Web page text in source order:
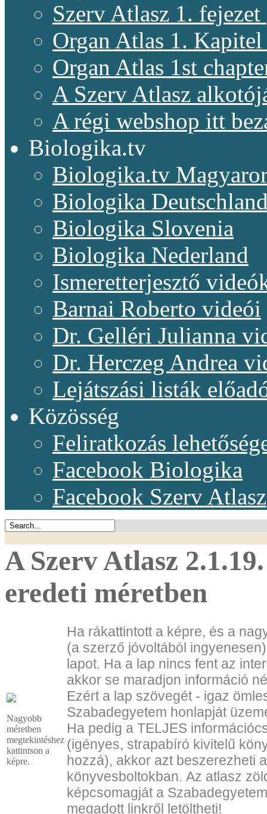
Szerv Atlasz 1.
Organ Atlas 1.
Organ Atlas 1st
A Szerv Atlasz
A régi webshop itt
Biologika.tv
Biologika.tv
Biologika
Biologika Slovenia
Biologika Nederland
Ismeretterjesztő
Barnai Roberto videói
Dr. Gelléri Julianna
Dr. Herczeg Andrea
Lejátszási listák
Közösség
Feliratkozás
Facebook Biologika
Facebook Szerv Atlasz
A Szerv Atlasz
eredeti méretben
Nagyobb
méretben
megtekintéshez
kattintson a
képre.
Ha rákattintott a képre, és a
(a szerző jóvoltából
lapot. Ha a lap nincs fent az
akkor se maradjon információ
Ezért a lap szövegét - igaz
Szabadegyetem honlapját
Ha pedig a TELJES
(igényes, strapabíró kivitelű
hozzá), akkor azt beszerezheti
könyvesboltokban. Az atlasz
képcsomagját a
megadott linkről letöltheti!